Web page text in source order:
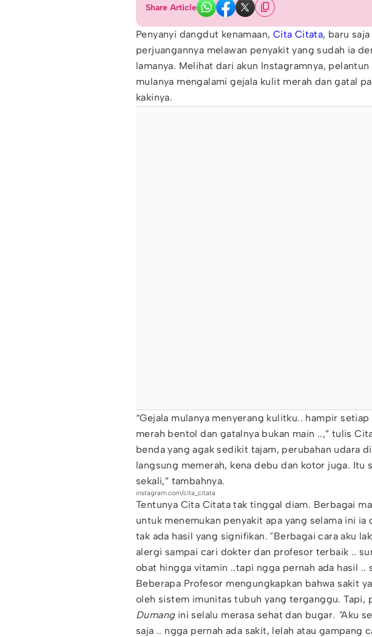
Share Article
Penyanyi dangdut kenamaan, Cita Citata, baru
perjuangannya melawan penyakit yang sudah ia
lamanya. Melihat dari akun Instagramnya, pelantun
mulanya mengalami gejala kulit merah dan gatal
kakinya.
“Gejala mulanya menyerang kulitku.. hampir
merah bentol dan gatalnya bukan main ..,” tulis
benda yang agak sedikit tajam, perubahan udara
langsung memerah, kena debu dan kotor juga. Itu
sekali,” tambahnya.
instagram.com/cita_citata
Tentunya Cita Citata tak tinggal diam. Berbagai
untuk menemukan penyakit apa yang selama ini ia
tak ada hasil yang signifikan. "Berbagai cara aku
alergi sampai cari dokter dan profesor terbaik ..
obat hingga vitamin ..tapi ngga pernah ada hasil ..
Beberapa Profesor mengungkapkan bahwa sakit
oleh sistem imunitas tubuh yang terganggu. Tapi,
Dumangini selalu merasa sehat dan bugar. "Aku
saja .. ngga pernah ada sakit, lelah atau gampang